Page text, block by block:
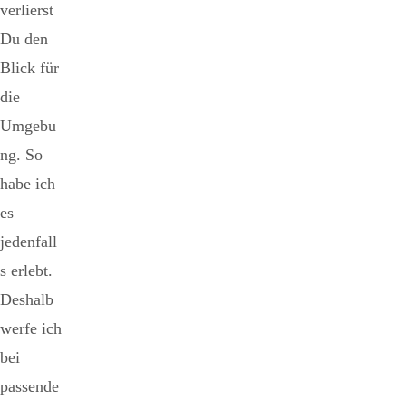
verlierst
Du den
Blick für
die
Umgebu
ng. So
habe ich
es
jedenfall
s erlebt.
Deshalb
werfe ich
bei
passende